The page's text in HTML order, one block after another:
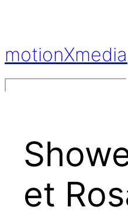
motionXmedia
et